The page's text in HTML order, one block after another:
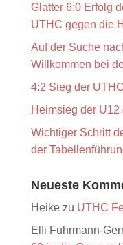
Glatter 6:0 Erfolg
UTHC gegen die
Auf der Suche
Willkommen bei
4:2 Sieg der
Heimsieg der
Wichtiger Schritt
der
Neueste
Heikezu UTHC
Elfi Fuhrmann-